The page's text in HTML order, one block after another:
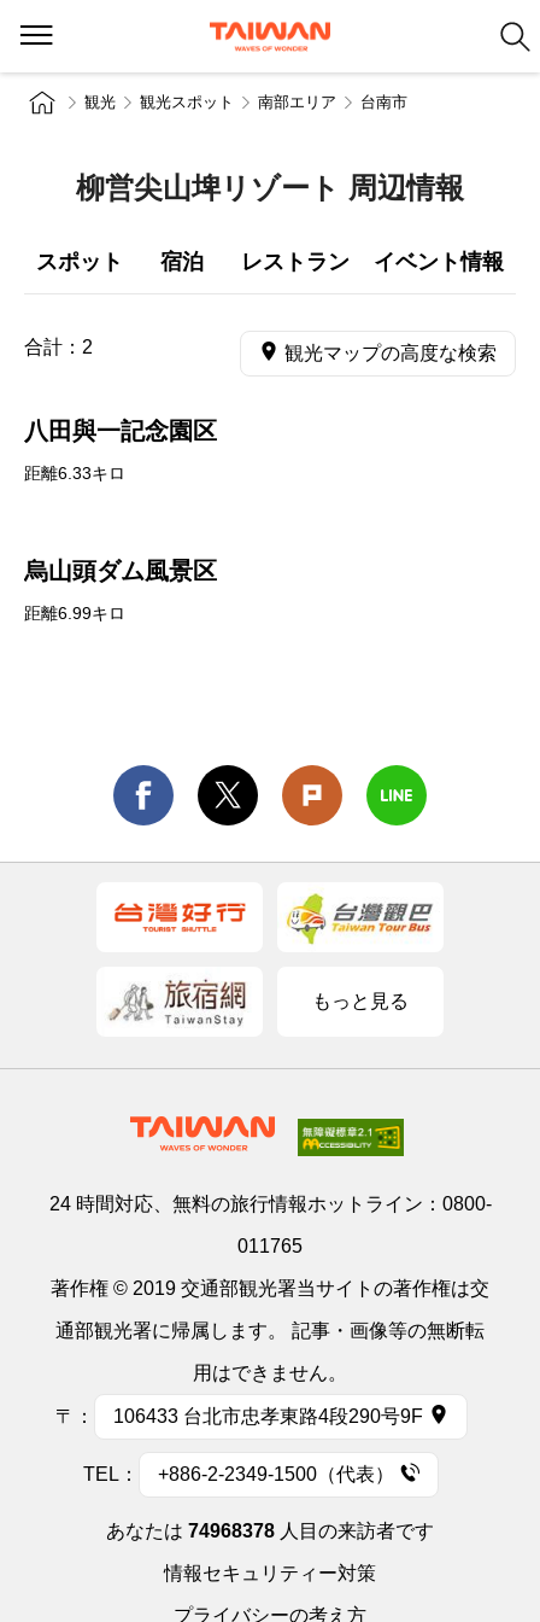
観光 観光スポット 南部エリア 台南市
柳営尖山埤リゾート 周辺情報
スポット 宿泊 レストラン イベント情報
合計： 2 観光マップの高度な検索
八田與一記念園区
距離6.33キロ
烏山頭ダム風景区
距離6.99キロ
もっと見る
24 時間対応、無料の旅行情報ホットライン： 0800-
011765
著作権 © 2019 交通部観光署当サイトの著作権は交
通部観光署に帰属します。 記事・画像等の無断転
用はできません。
〒： 106433 台北市忠孝東路4段290号9F
TEL： +886-2-2349-1500（代表）
あなたは 74968378 人目の来訪者です
情報セキュリティー対策
プライバシーの考え方